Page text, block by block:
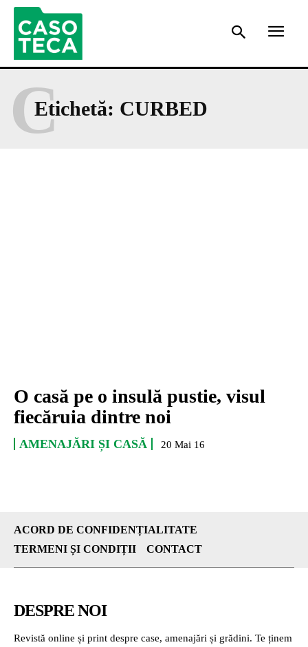
Etichetă: CURBED
C
O casă pe o insulă pustie, visul
fiecăruia dintre noi
AMENAJĂRI ȘI CASĂ 20 Mai 16
ACORD DE CONFIDENȚIALITATE
TERMENI ȘI CONDIȚII
CONTACT
DESPRE NOI
Revistă online și print despre case, amenajări și grădini. Te ținem